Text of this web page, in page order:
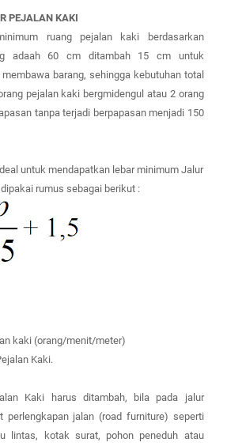
PEJALAN KAKI
ruang pejalan kaki berdasarkan
adaah 60 cm ditambah 15 cm untuk
membawa barang, sehingga kebutuhan total
pejalan kaki bergmidengul atau 2 orang
tanpa terjadi berpapasan menjadi 150
untuk mendapatkan lebar minimum Jalur
rumus sebagai berikut :
kaki (orang/menit/meter)
Kaki.
Kaki harus ditambah, bila pada jalur
perlengkapan jalan (road furniture) seperti
lintas, kotak surat, pohon peneduh atau